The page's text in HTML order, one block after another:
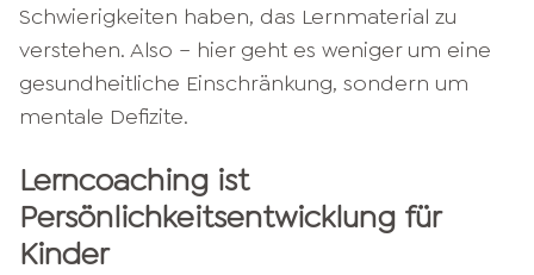
Schwierigkeiten haben, das Lernmaterial zu
verstehen. Also – hier geht es weniger um eine
gesundheitliche Einschränkung, sondern um
mentale Defizite.
Lerncoaching ist
Persönlichkeitsentwicklung für
Kinder